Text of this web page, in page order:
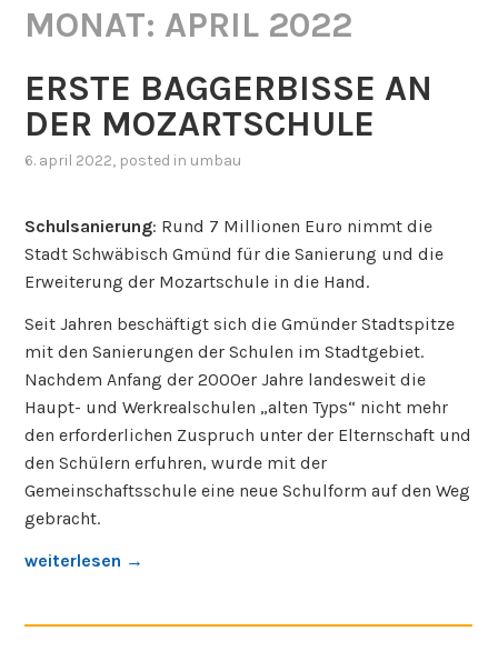
MONAT: APRIL 2022
ERSTE BAGGERBISSE AN
DER MOZARTSCHULE
6. april 2022, posted in umbau
Schulsanierung: Rund 7 Millionen Euro nimmt die
Stadt Schwäbisch Gmünd für die Sanierung und die
Erweiterung der Mozartschule in die Hand.
Seit Jahren beschäftigt sich die Gmünder Stadtspitze
mit den Sanierungen der Schulen im Stadtgebiet.
Nachdem Anfang der 2000er Jahre landesweit die
Haupt- und Werkrealschulen „alten Typs“ nicht mehr
den erforderlichen Zuspruch unter der Elternschaft und
den Schülern erfuhren, wurde mit der
Gemeinschaftsschule eine neue Schulform auf den Weg
gebracht.
„
weiterlesen →